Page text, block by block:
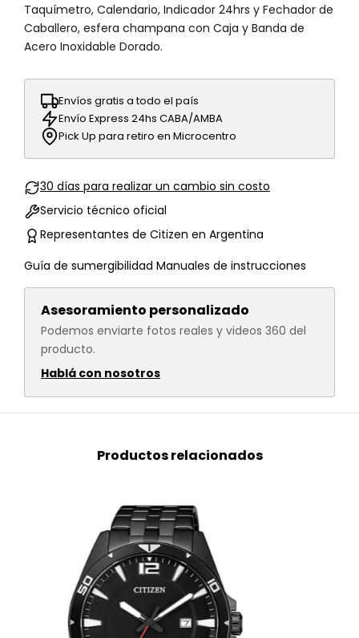
Taquímetro, Calendario, Indicador 24hrs y Fechador de
Caballero, esfera champana con Caja y Banda de
Acero Inoxidable Dorado.
Envíos gratis a todo el país
Envío Express 24hs CABA/AMBA
Pick Up para retiro en Microcentro
30 días para realizar un cambio sin costo
Servicio técnico oficial
Representantes de Citizen en Argentina
Guía de sumergibilidad Manuales de instrucciones
Asesoramiento personalizado
Podemos enviarte fotos reales y videos 360 del
producto.
Hablá con nosotros
Productos relacionados